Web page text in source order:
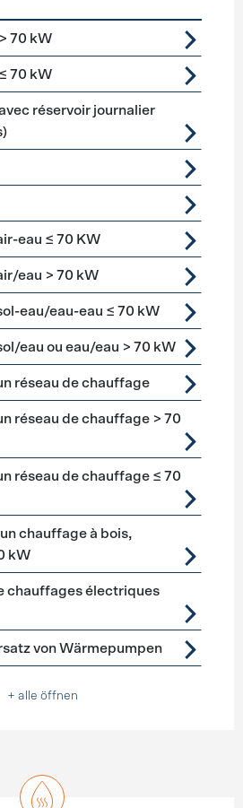
Heizung
70 kW
70 kW
réservoir journalier
eau ≤ 70 KW
eau > 70 kW
eau/eau-eau ≤ 70 kW
eau ou eau/eau > 70 kW
réseau de chauffage
réseau de chauffage > 70
réseau de chauffage ≤ 70
chauffage à bois,
kW
chauffages électriques
von Wärmepumpen
+ alle öffnen